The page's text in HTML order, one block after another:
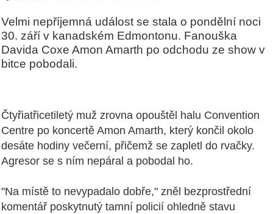
Velmi nepříjemná událost se stala o pondělní noci
30. září v kanadském Edmontonu. Fanouška
Davida Coxe Amon Amarth po odchodu ze show v
bitce pobodali.
Čtyřiatřicetiletý muž zrovna opouštěl halu Convention
Centre po koncertě Amon Amarth, který končil okolo
desáte hodiny večerní, přičemž se zapletl do rvačky.
Agresor se s ním nepáral a pobodal ho.
"Na místě to nevypadalo dobře," zněl bezprostřední
komentář poskytnutý tamní policií ohledně stavu